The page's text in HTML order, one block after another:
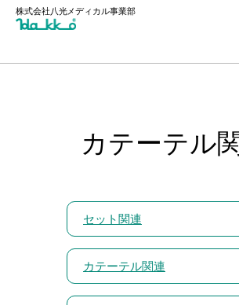
株式会社八光メディカル事業部
カテーテル
セット関連
カテーテル関連